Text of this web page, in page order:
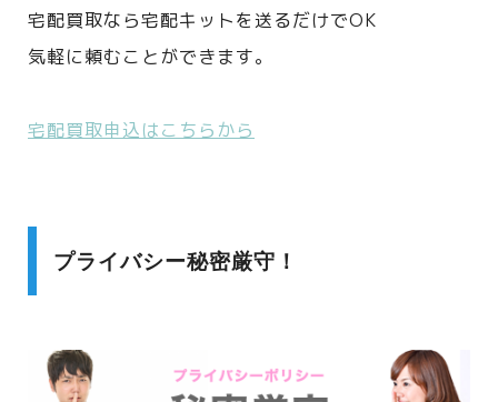
宅配買取なら宅配キットを送るだけでOK
気軽に頼むことができます。
宅配買取申込はこちらから
プライバシー秘密厳守！